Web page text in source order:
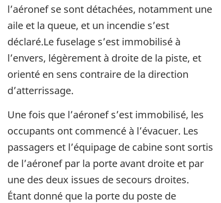
l’aéronef se sont détachées, notamment une
aile et la queue, et un incendie s’est
déclaré.Le fuselage s’est immobilisé à
l’envers, légèrement à droite de la piste, et
orienté en sens contraire de la direction
d’atterrissage.
Une fois que l’aéronef s’est immobilisé, les
occupants ont commencé à l’évacuer. Les
passagers et l’équipage de cabine sont sortis
de l’aéronef par la porte avant droite et par
une des deux issues de secours droites.
Étant donné que la porte du poste de